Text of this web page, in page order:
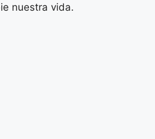
nuestra vida.